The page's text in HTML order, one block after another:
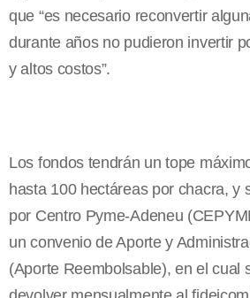
que “es necesario reconvertir
durante años no pudieron invertir
y altos costos”.
Los fondos tendrán un tope
hasta 100 hectáreas por chacra, y
por Centro Pyme-Adeneu
un convenio de Aporte y
(Aporte Reembolsable), en el cual